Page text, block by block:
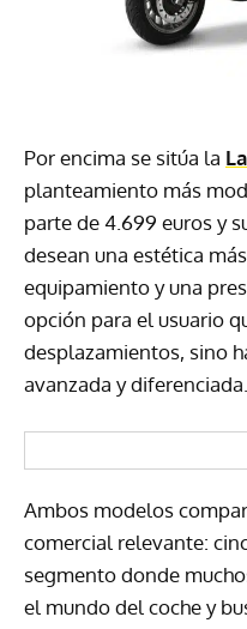
Por encima se sitúa la
planteamiento más
parte de 4.699 euros y
desean una estética
equipamiento y una
opción para el usuario
desplazamientos, sino
avanzada y diferenciada.
Ambos modelos
comercial relevante:
segmento donde
el mundo del coche y